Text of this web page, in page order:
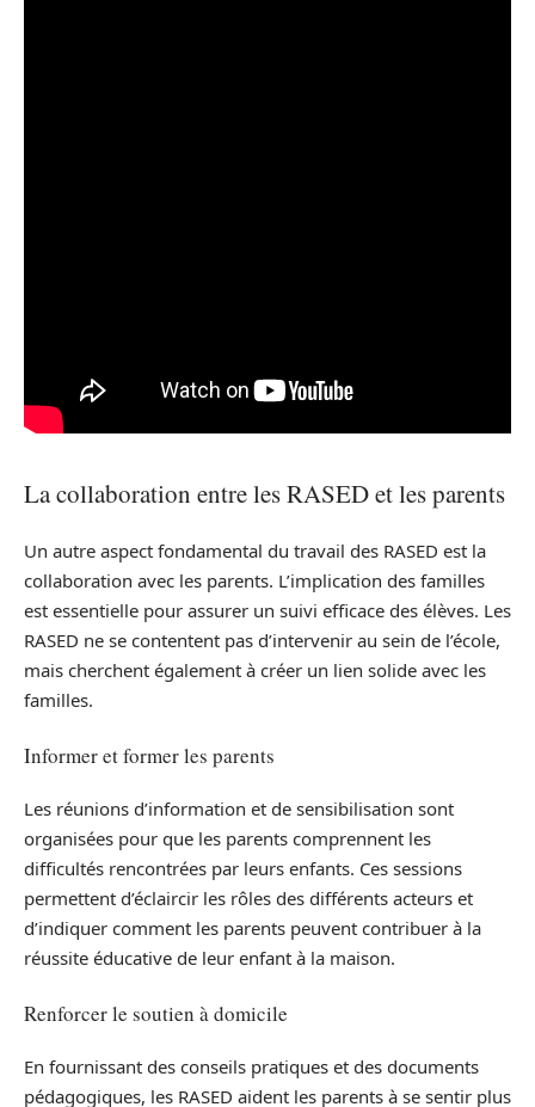
La collaboration entre les RASED et les parents
Un autre aspect fondamental du travail des RASED est la
collaboration avec les parents. L’implication des familles
est essentielle pour assurer un suivi efficace des élèves. Les
RASED ne se contentent pas d’intervenir au sein de l’école,
mais cherchent également à créer un lien solide avec les
familles.
Informer et former les parents
Les réunions d’information et de sensibilisation sont
organisées pour que les parents comprennent les
difficultés rencontrées par leurs enfants. Ces sessions
permettent d’éclaircir les rôles des différents acteurs et
d’indiquer comment les parents peuvent contribuer à la
réussite éducative de leur enfant à la maison.
Renforcer le soutien à domicile
En fournissant des conseils pratiques et des documents
pédagogiques, les RASED aident les parents à se sentir plus